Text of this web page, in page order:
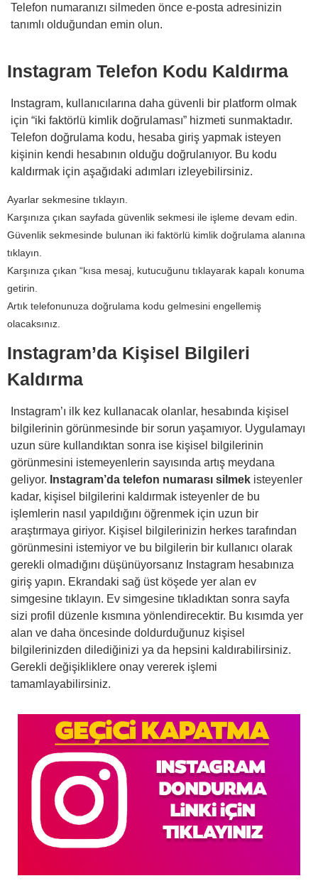
Telefon numaranızı silmeden önce e-posta adresinizin
tanımlı olduğundan emin olun.
Instagram Telefon Kodu Kaldırma
Instagram, kullanıcılarına daha güvenli bir platform olmak
için “iki faktörlü kimlik doğrulaması” hizmeti sunmaktadır.
Telefon doğrulama kodu, hesaba giriş yapmak isteyen
kişinin kendi hesabının olduğu doğrulanıyor. Bu kodu
kaldırmak için aşağıdaki adımları izleyebilirsiniz.
Ayarlar sekmesine tıklayın.
Karşınıza çıkan sayfada güvenlik sekmesi ile işleme devam edin.
Güvenlik sekmesinde bulunan iki faktörlü kimlik doğrulama alanına
tıklayın.
Karşınıza çıkan “kısa mesaj, kutucuğunu tıklayarak kapalı konuma
getirin.
Artık telefonunuza doğrulama kodu gelmesini engellemiş
olacaksınız.
Instagram’da Kişisel Bilgileri
Kaldırma
Instagram’ı ilk kez kullanacak olanlar, hesabında kişisel
bilgilerinin görünmesinde bir sorun yaşamıyor. Uygulamayı
uzun süre kullandıktan sonra ise kişisel bilgilerinin
görünmesini istemeyenlerin sayısında artış meydana
geliyor. Instagram’da telefon numarası silmek isteyenler
kadar, kişisel bilgilerini kaldırmak isteyenler de bu
işlemlerin nasıl yapıldığını öğrenmek için uzun bir
araştırmaya giriyor. Kişisel bilgilerinizin herkes tarafından
görünmesini istemiyor ve bu bilgilerin bir kullanıcı olarak
gerekli olmadığını düşünüyorsanız Instagram hesabınıza
giriş yapın. Ekrandaki sağ üst köşede yer alan ev
simgesine tıklayın. Ev simgesine tıkladıktan sonra sayfa
sizi profil düzenle kısmına yönlendirecektir. Bu kısımda yer
alan ve daha öncesinde doldurduğunuz kişisel
bilgilerinizden dilediğinizi ya da hepsini kaldırabilirsiniz.
Gerekli değişikliklere onay vererek işlemi
tamamlayabilirsiniz.